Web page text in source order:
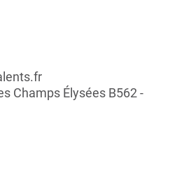
Champs Élysées B562 -